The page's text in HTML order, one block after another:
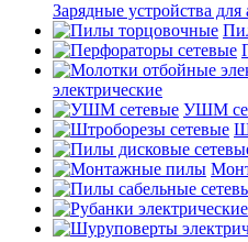
Зарядные устройства
электрические
УШМ